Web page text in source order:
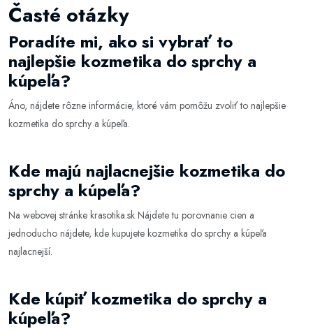
Časté otázky
Poradíte mi, ako si vybrať to
najlepšie kozmetika do sprchy a
kúpeľa?
Áno, nájdete rôzne informácie, ktoré vám pomôžu zvoliť to najlepšie
kozmetika do sprchy a kúpeľa.
Kde majú najlacnejšie kozmetika do
sprchy a kúpeľa?
Na webovej stránke krasotika.sk Nájdete tu porovnanie cien a
jednoducho nájdete, kde kupujete kozmetika do sprchy a kúpeľa
najlacnejší.
Kde kúpiť kozmetika do sprchy a
kúpeľa?